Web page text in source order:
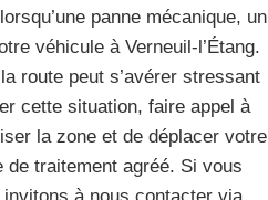
panne mécanique, un
véhicule à Verneuil-l’Étang.
route peut s’avérer stressant
cette situation, faire appel à
la zone et de déplacer votre
traitement agréé. Si vous